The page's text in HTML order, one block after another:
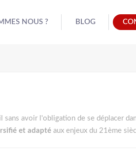
NOUS ? BLOG
avoir l'obligation de se déplacer
et adapté aux enjeux du 21ème